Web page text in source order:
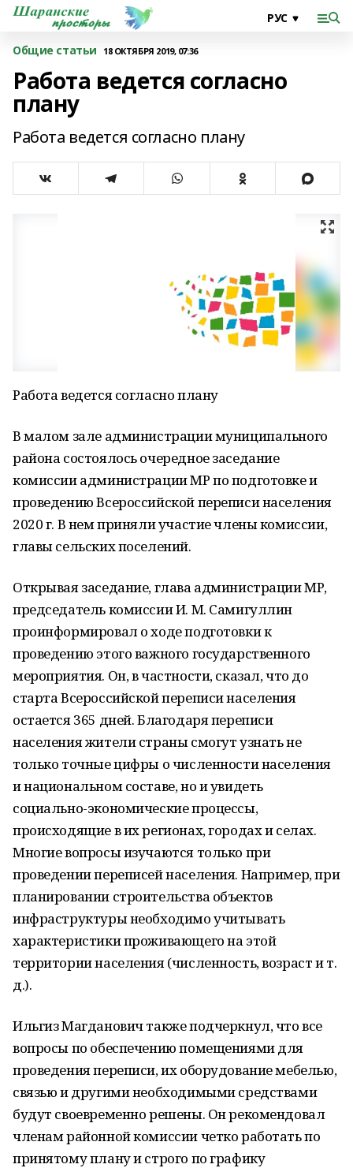
Общие статьи 18 ОКТЯБРЯ 2019, 07:36
Работа ведется согласно
плану
Работа ведется согласно плану
Работа ведется согласно плану
В малом зале администрации муниципального
района состоялось очередное заседание
комиссии администрации МР по подготовке и
проведению Всероссийской переписи населения
2020 г. В нем приняли участие члены комиссии,
главы сельских поселений.
Открывая заседание, глава администрации МР,
председатель комиссии И. М. Самигуллин
проинформировал о ходе подготовки к
проведению этого важного государственного
мероприятия. Он, в частности, сказал, что до
старта Всероссийской переписи населения
остается 365 дней. Благодаря переписи
населения жители страны смогут узнать не
только точные цифры о численности населения
и национальном составе, но и увидеть
социально-экономические процессы,
происходящие в их регионах, городах и селах.
Многие вопросы изучаются только при
проведении переписей населения. Например, при
планировании строительства объектов
инфраструктуры необходимо учитывать
характеристики проживающего на этой
территории населения (численность, возраст и т.
д.).
Ильгиз Магданович также подчеркнул, что все
вопросы по обеспечению помещениями для
проведения переписи, их оборудование мебелью,
связью и другими необходимыми средствами
будут своевременно решены. Он рекомендовал
членам районной комиссии четко работать по
принятому плану и строго по графику